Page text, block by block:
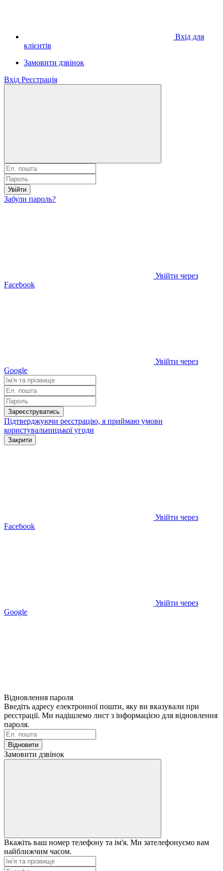
Вхід для
клієнтів
Замовити дзвінок
Вхід Реєстрація
Увійти
Забули пароль?
Увійти через
Facebook
Увійти через
Google
Зареєструватись
Підтверджуючи реєстрацію, я приймаю умови
користувальницької угоди
Закрити
Увійти через
Facebook
Увійти через
Google
Відновлення пароля
Введіть адресу електронної пошти, яку ви вказували при
реєстрації. Ми надішлемо лист з інформацією для відновлення
пароля.
Відновити
Замовити дзвінок
Вкажіть ваш номер телефону та ім'я. Ми зателефонуємо вам
найближчим часом.